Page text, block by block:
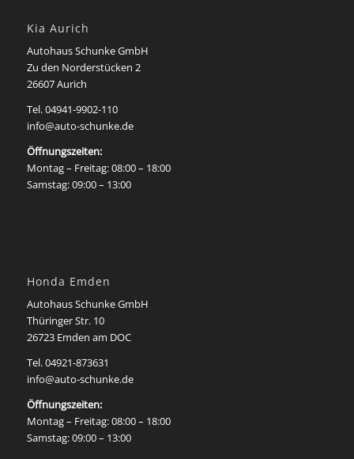
Kia Aurich
Autohaus Schunke GmbH
Zu den Norderstücken 2
26607 Aurich
Tel. 04941-9902-110
info@auto-schunke.de
Öffnungszeiten:
Montag – Freitag: 08:00 – 18:00
Samstag: 09:00 – 13:00
Honda Emden
Autohaus Schunke GmbH
Thüringer Str. 10
26723 Emden am DOC
Tel. 04921-873631
info@auto-schunke.de
Öffnungszeiten:
Montag – Freitag: 08:00 – 18:00
Samstag: 09:00 – 13:00